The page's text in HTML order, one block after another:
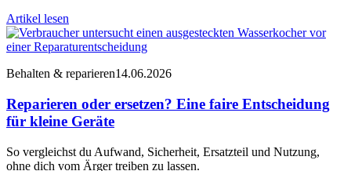
Artikel lesen
Behalten & reparieren14.06.2026
Reparieren oder ersetzen? Eine faire Entscheidung
für kleine Geräte
So vergleichst du Aufwand, Sicherheit, Ersatzteil und Nutzung,
ohne dich vom Ärger treiben zu lassen.